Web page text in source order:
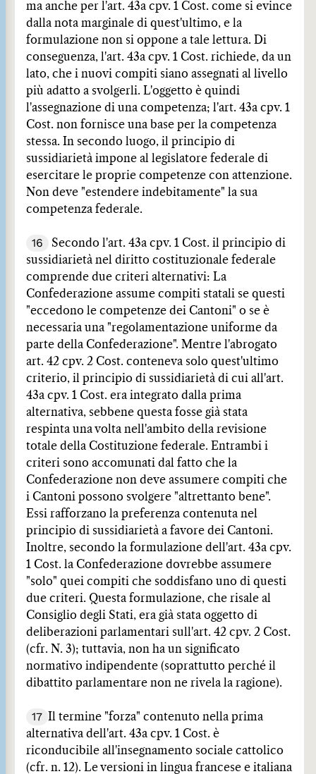
ma anche per l'art. 43a cpv. 1 Cost. come si evince
dalla nota marginale di quest'ultimo, e la
formulazione non si oppone a tale lettura. Di
conseguenza, l'art. 43a cpv. 1 Cost. richiede, da un
lato, che i nuovi compiti siano assegnati al livello
più adatto a svolgerli. L'oggetto è quindi
l'assegnazione di una competenza; l'art. 43a cpv. 1
Cost. non fornisce una base per la competenza
stessa. In secondo luogo, il principio di
sussidiarietà impone al legislatore federale di
esercitare le proprie competenze con attenzione.
Non deve "estendere indebitamente" la sua
competenza federale.
16
Secondo l'art. 43a cpv. 1 Cost. il principio di
sussidiarietà nel diritto costituzionale federale
comprende due criteri alternativi: La
Confederazione assume compiti statali se questi
"eccedono le competenze dei Cantoni" o se è
necessaria una "regolamentazione uniforme da
parte della Confederazione". Mentre l'abrogato
art. 42 cpv. 2 Cost. conteneva solo quest'ultimo
criterio, il principio di sussidiarietà di cui all'art.
43a cpv. 1 Cost. era integrato dalla prima
alternativa, sebbene questa fosse già stata
respinta una volta nell'ambito della revisione
totale della Costituzione federale. Entrambi i
criteri sono accomunati dal fatto che la
Confederazione non deve assumere compiti che
i Cantoni possono svolgere "altrettanto bene".
Essi rafforzano la preferenza contenuta nel
principio di sussidiarietà a favore dei Cantoni.
Inoltre, secondo la formulazione dell'art. 43a cpv.
1 Cost. la Confederazione dovrebbe assumere
"solo" quei compiti che soddisfano uno di questi
due criteri. Questa formulazione, che risale al
Consiglio degli Stati, era già stata oggetto di
deliberazioni parlamentari sull'art. 42 cpv. 2 Cost.
(cfr. N. 3); tuttavia, non ha un significato
normativo indipendente (soprattutto perché il
dibattito parlamentare non ne rivela la ragione).
17 Il termine "forza" contenuto nella prima
alternativa dell'art. 43a cpv. 1 Cost. è
riconducibile all'insegnamento sociale cattolico
(cfr. n. 12). Le versioni in lingua francese e italiana